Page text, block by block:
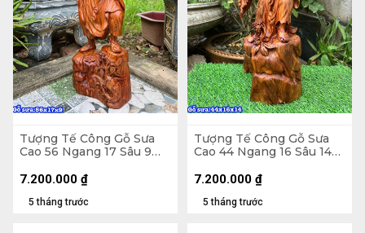
Tượng Tế Công Gỗ Sưa
Cao 56 Ngang 17 Sâu 9
5 tháng trước
7.200.000 ₫
Tượng Tế Công Gỗ Sưa
Cao 44 Ngang 16 Sâu 14
5 tháng trước
7.200.000 ₫